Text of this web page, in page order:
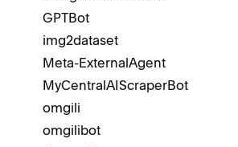
GPTBot
img2dataset
Meta-ExternalAgent
MyCentralAIScraperBot
omgili
omgilibot